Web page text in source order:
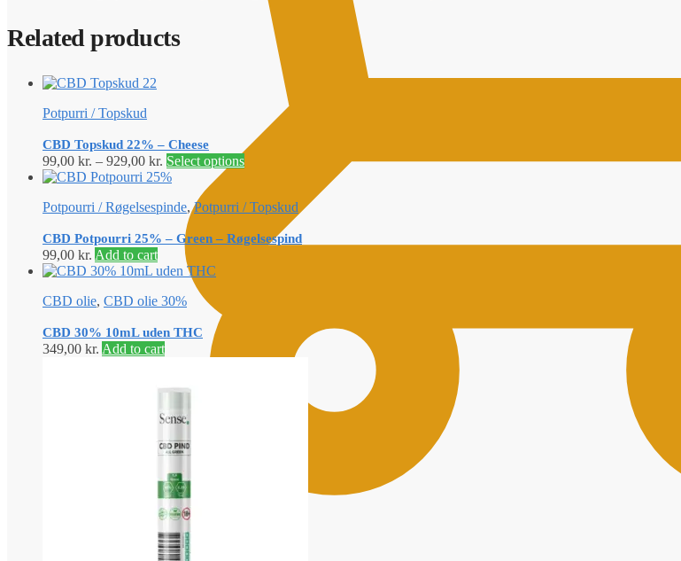
Related products
Potpurri / Topskud
CBD Topskud 22% – Cheese
99,00 kr. – 929,00 kr. Select options
Potpourri / Røgelsespinde,Potpurri / Topskud
CBD Potpourri 25% – Green – Røgelsespind
99,00 kr. Add to cart
CBD olie, CBD olie 30%
CBD 30% 10mL uden THC
349,00 kr. Add to cart